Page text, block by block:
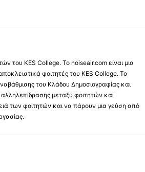
του KES College. Το noiseair.com είναι μια
φοιτητές του KES College. Το
του Κλάδου Δημοσιογραφίας και
μεταξύ φοιτητών και
των φοιτητών και να πάρουν μια γεύση από